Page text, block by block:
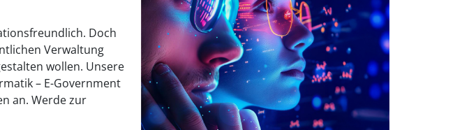
Doch
Verwaltung
wollen. Unsere
– E-Government
an. Werde zur